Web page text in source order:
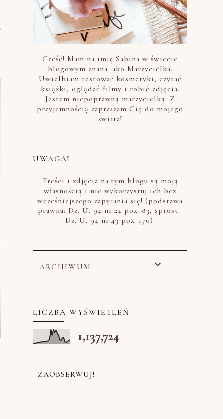
Cześć! Mam na imię Sabina w świecie
blogowym znana jako Marzycielka.
Uwielbiam testować kosmetyki, czytać
książki, oglądać filmy i robić zdjęcia.
Jestem niepoprawną marzycielką. Z
przyjemnością zapraszam Cię do mojego
świata!
UWAGA!
Treści i zdjęcia na tym blogu są moją
własnością i nie wykorzystuj ich bez
wcześniejszego zapytania się! (podstawa
prawna: Dz. U. 94 nr 24 poz. 83, sprost.:
Dz. U. 94 nr 43 poz. 170).
ARCHIWUM
LICZBA WYŚWIETLEŃ
1,137,724
ZAOBSERWUJ!